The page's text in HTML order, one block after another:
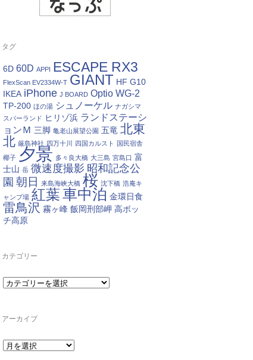
タグ
6D 60D APPI ESCAPE RX3
FlexScan EV2334W-T GIANT HF G10
IKEA iPhone J BOARD Optio WG-2
TP-200 ほの湯 シュノーケル ナガシマ
スパーランド ヒリゾ浜 ランドステーシ
ョンＭ 三脚 亀老山展望公園 五竜 北東
北 厳島神社 四万十川 四国カルスト
国民宿舎
椰子 夕景 多々良大橋 大三島 宮島口 富
士山 岳 微速度撮影 昭和記念公
園 朝日 来島海峡大橋 桜 沈下橋 浩庵キ
ャンプ場 紅葉車中泊 金環日食
雷鳥沢 霧ヶ峰 飯岡刑部岬 高ボッ
チ高原
カテゴリー
カ
テ
ーアーカイブ
ア
ー